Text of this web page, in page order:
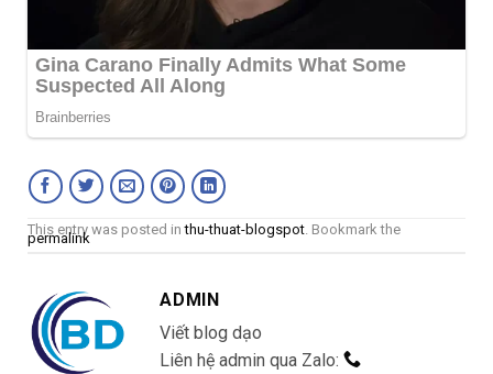
This entry was posted inthu-thuat-blogspot. Bookmark the
permalink
ADMIN
Viết blog dạo
Liên hệ admin qua Zalo: